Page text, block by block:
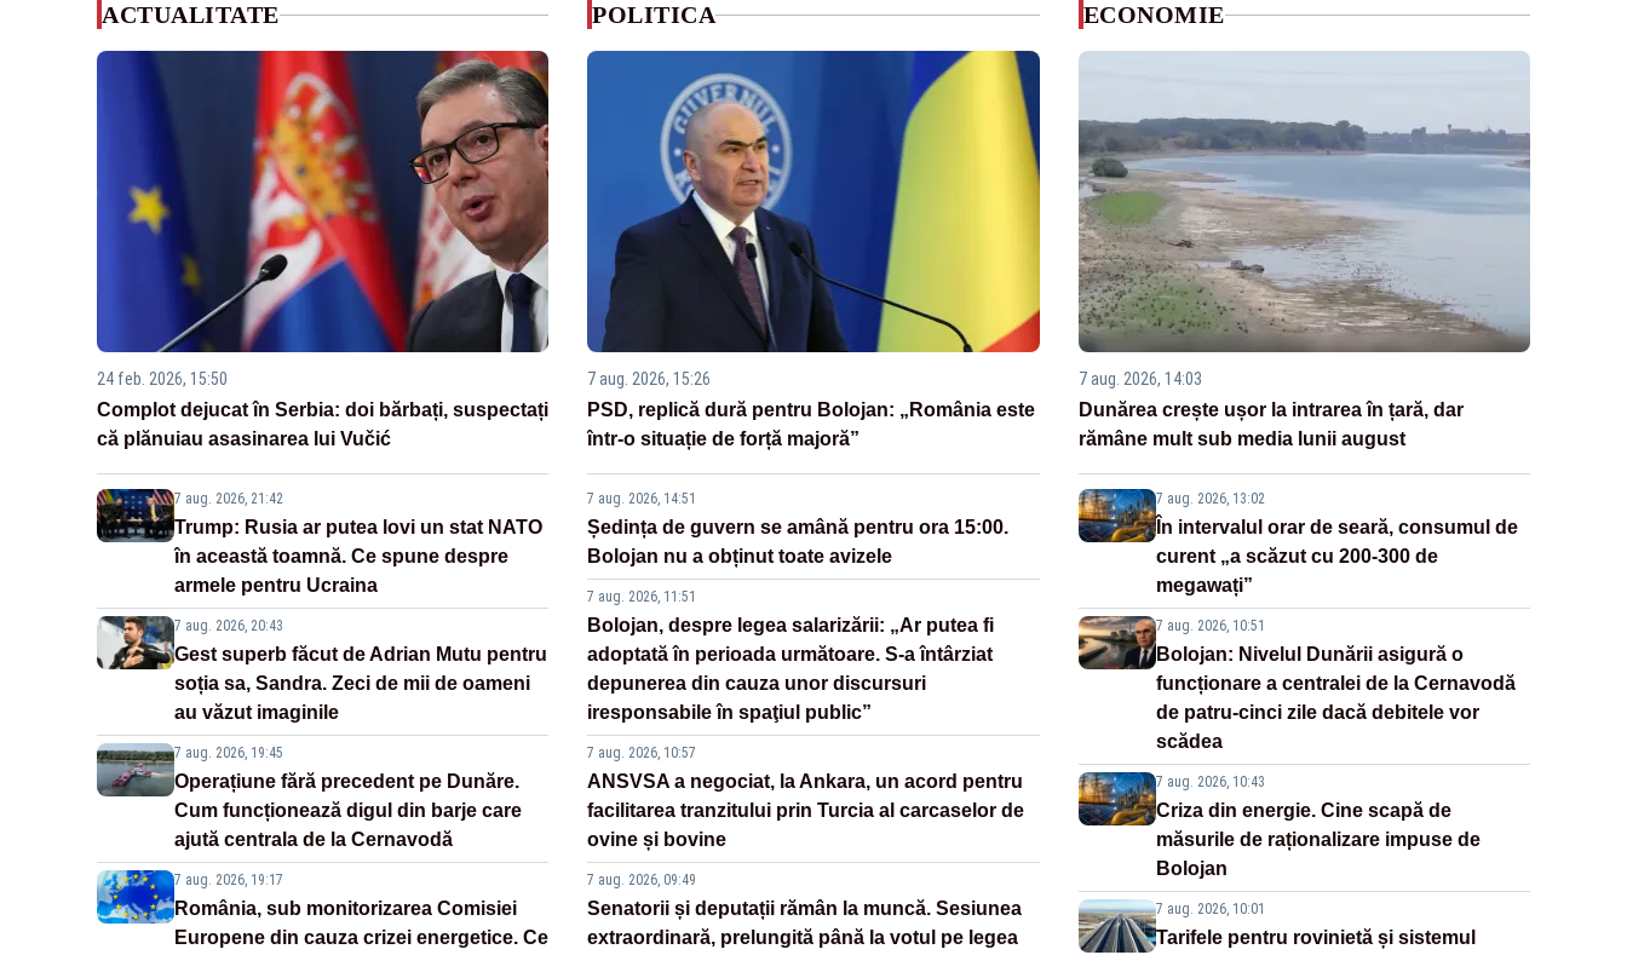
ACTUALITATE
24 feb. 2026, 15:50
Complot dejucat în Serbia: doi bărbați, suspectați
că plănuiau asasinarea lui Vučić
7 aug. 2026, 21:42
Trump: Rusia ar putea lovi un stat NATO
în această toamnă. Ce spune despre
armele pentru Ucraina
7 aug. 2026, 20:43
Gest superb făcut de Adrian Mutu pentru
soția sa, Sandra. Zeci de mii de oameni
au văzut imaginile
7 aug. 2026, 19:45
Operațiune fără precedent pe Dunăre.
Cum funcționează digul din barje care
ajută centrala de la Cernavodă
7 aug. 2026, 19:17
România, sub monitorizarea Comisiei
Europene din cauza crizei energetice. Ce
POLITICA
7 aug. 2026, 15:26
PSD, replică dură pentru Bolojan: „România este
într-o situație de forță majoră”
7 aug. 2026, 14:51
Ședința de guvern se amână pentru ora 15:00.
Bolojan nu a obținut toate avizele
7 aug. 2026, 11:51
Bolojan, despre legea salarizării: „Ar putea fi
adoptată în perioada următoare. S-a întârziat
depunerea din cauza unor discursuri
iresponsabile în spaţiul public”
7 aug. 2026, 10:57
ANSVSA a negociat, la Ankara, un acord pentru
facilitarea tranzitului prin Turcia al carcaselor de
ovine și bovine
7 aug. 2026, 09:49
Senatorii și deputații rămân la muncă. Sesiunea
extraordinară, prelungită până la votul pe legea
ECONOMIE
7 aug. 2026, 14:03
Dunărea crește ușor la intrarea în țară, dar
rămâne mult sub media lunii august
7 aug. 2026, 13:02
În intervalul orar de seară, consumul de
curent „a scăzut cu 200-300 de
megawați”
7 aug. 2026, 10:51
Bolojan: Nivelul Dunării asigură o
funcționare a centralei de la Cernavodă
de patru-cinci zile dacă debitele vor
scădea
7 aug. 2026, 10:43
Criza din energie. Cine scapă de
măsurile de raționalizare impuse de
Bolojan
7 aug. 2026, 10:01
Tarifele pentru rovinietă și sistemul